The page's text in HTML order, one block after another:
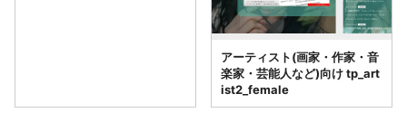
アーティスト(画家・作家・音
楽家・芸能人など)向け tp_art
ist2_female